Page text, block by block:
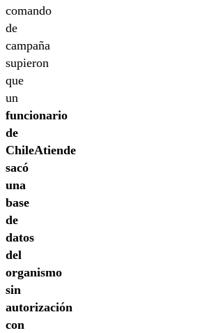
comando
de
campaña
supieron
que
un
funcionario
de
ChileAtiende
sacó
una
base
de
datos
del
organismo
sin
autorización
con